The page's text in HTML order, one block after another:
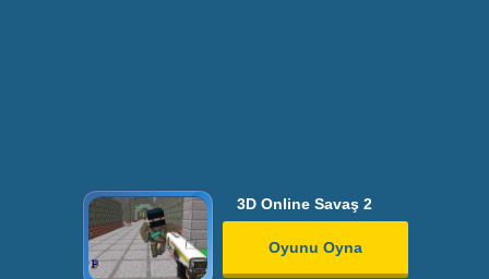
3D Online Savaş 2
Oyunu Oyna